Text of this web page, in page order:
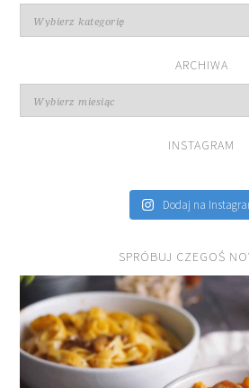
przepisów
ARCHIWA
INSTAGRAM
Dodaj na
SPRÓBUJ CZEGOŚ